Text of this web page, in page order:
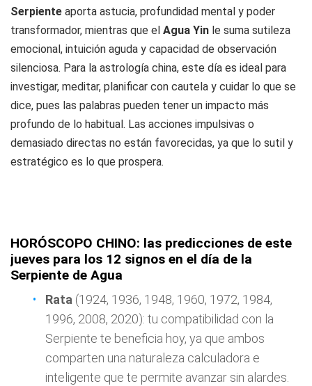
Serpiente aporta astucia, profundidad mental y poder
transformador, mientras que el Agua Yin le suma sutileza
emocional, intuición aguda y capacidad de observación
silenciosa. Para la astrología china, este día es ideal para
investigar, meditar, planificar con cautela y cuidar lo que se
dice, pues las palabras pueden tener un impacto más
profundo de lo habitual. Las acciones impulsivas o
demasiado directas no están favorecidas, ya que lo sutil y
estratégico es lo que prospera.
HORÓSCOPO CHINO: las predicciones de este
jueves para los 12 signos en el día de la
Serpiente de Agua
Rata (1924, 1936, 1948, 1960, 1972, 1984,
1996, 2008, 2020): tu compatibilidad con la
Serpiente te beneficia hoy, ya que ambos
comparten una naturaleza calculadora e
inteligente que te permite avanzar sin alardes.